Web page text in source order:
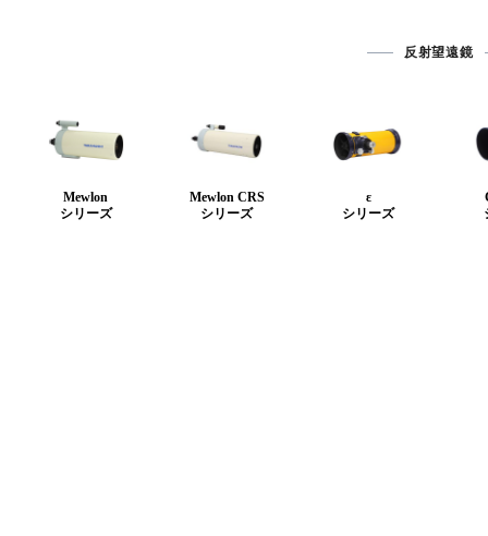
反射望遠鏡
Mewlon
シリーズ
Mewlon CRS
シリーズ
ε
シリーズ